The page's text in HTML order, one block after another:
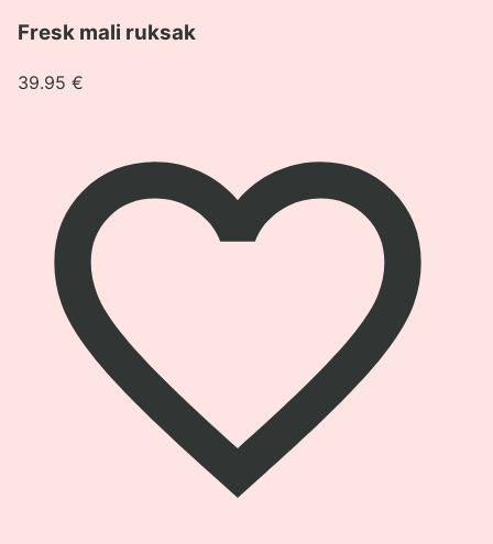
proizvod
mali
Fresk mali ruksak
39.95 €